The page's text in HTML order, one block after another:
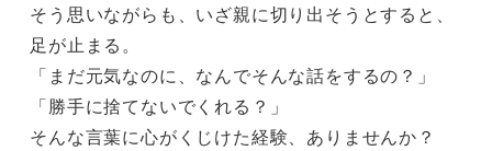
そう思いながらも、いざ親に切り出そうとすると、
足が止まる。
「まだ元気なのに、なんでそんな話をするの？」
「勝手に捨てないでくれる？」
そんな言葉に心がくじけた経験、ありませんか？